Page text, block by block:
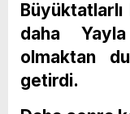
daha
olmaktan
getirdi.